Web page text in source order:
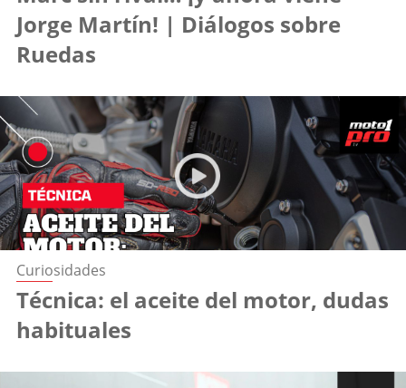
Jorge Martín! | Diálogos sobre
Ruedas
Curiosidades
Técnica: el aceite del motor, dudas
habituales